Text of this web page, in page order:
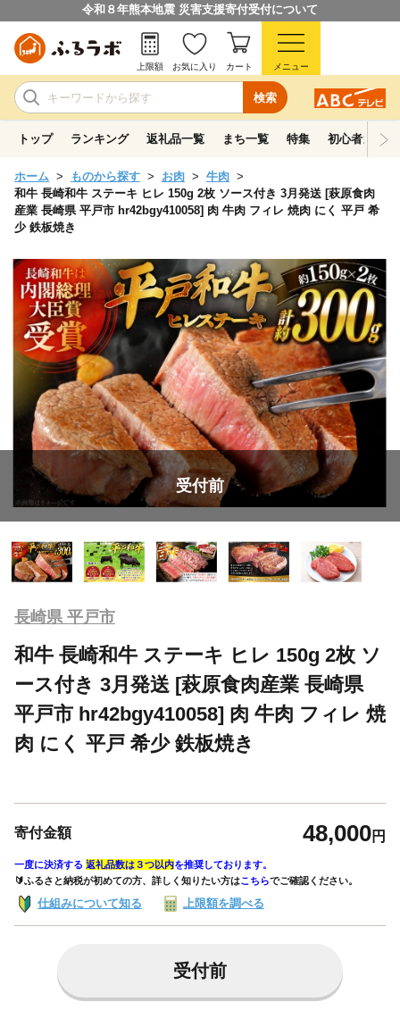
令和８年熊本地震 災害支援寄付受付について
検索
上限額 お気に入り カート メニュー
トップ ランキング 返礼品一覧 まち一覧 特集 初心者ガイド
ホーム ものから探す お肉
牛肉
和牛 長崎和牛 ステーキ ヒレ 150g 2枚 ソース付き 3月発送 [萩原食肉
産業 長崎県 平戸市 hr42bgy410058] 肉 牛肉 フィレ 焼肉 にく 平戸 希
少 鉄板焼き
受付前
長崎県 平戸市
和牛 長崎和牛 ステーキ ヒレ 150g 2枚 ソ
ース付き 3月発送 [萩原食肉産業 長崎県
平戸市 hr42bgy410058] 肉 牛肉 フィレ 焼
肉 にく 平戸 希少 鉄板焼き
寄付金額 48,000円
一度に決済する 返礼品数は３つ以内を推奨しております。
🔰ふるさと納税が初めての方、詳しく知りたい方はこちらでご確認ください。
仕組みについて知る 上限額を調べる
受付前